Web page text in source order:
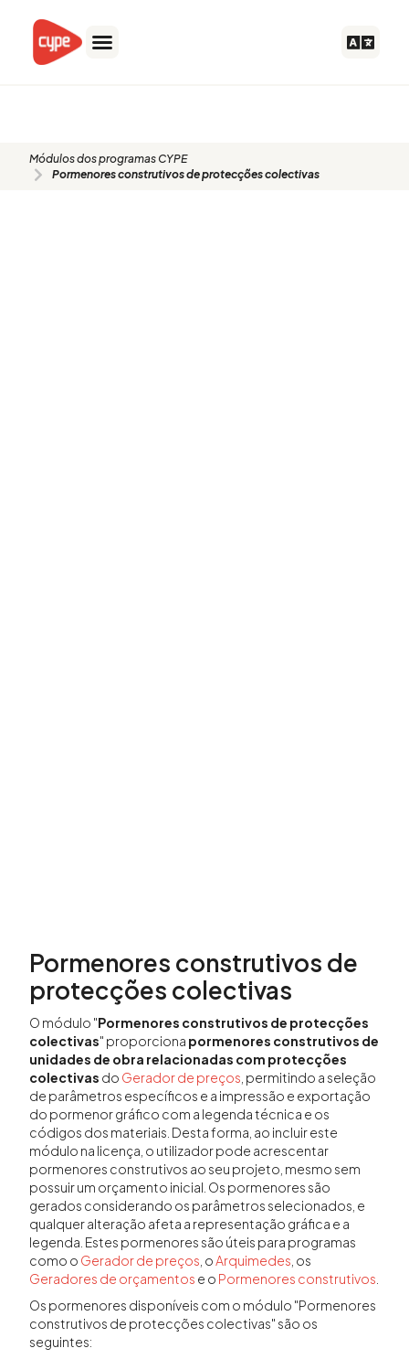
content
Módulos dos programas CYPE
Pormenores construtivos de protecções colectivas
Pormenores construtivos de
protecções colectivas
O módulo "Pormenores construtivos de protecções
colectivas" proporciona pormenores construtivos de
unidades de obra relacionadas com protecções
colectivas do Gerador de preços , permitindo a seleção
de parâmetros específicos e a impressão e exportação
do pormenor gráfico com a legenda técnica e os
códigos dos materiais. Desta forma, ao incluir este
módulo na licença, o utilizador pode acrescentar
pormenores construtivos ao seu projeto, mesmo sem
possuir um orçamento inicial. Os pormenores são
gerados considerando os parâmetros selecionados, e
qualquer alteração afeta a representação gráfica e a
legenda. Estes pormenores são úteis para programas
como o Gerador de preços , oArquimedes , os
Geradores de orçamentos e o Pormenores construtivos
Os pormenores disponíveis com o módulo "Pormenores
construtivos de protecções colectivas" são os
seguintes: